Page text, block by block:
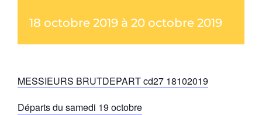
18 octobre 2019 à 20 octobre 2019
MESSIEURS BRUTDEPART cd27 18102019
Départs du samedi 19 octobre